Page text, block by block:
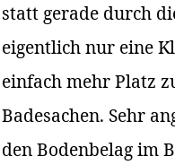
statt gerade durch
eigentlich nur eine
einfach mehr Platz
Badesachen. Sehr
den Bodenbelag im